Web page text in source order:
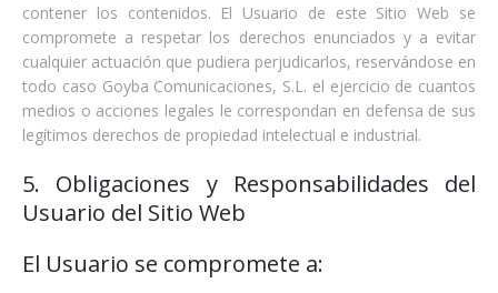
contener los contenidos. El Usuario de este Sitio Web se
compromete a respetar los derechos enunciados y a evitar
cualquier actuación que pudiera perjudicarlos, reservándose en
todo caso Goyba Comunicaciones, S.L. el ejercicio de cuantos
medios o acciones legales le correspondan en defensa de sus
legítimos derechos de propiedad intelectual e industrial.
5. Obligaciones y Responsabilidades del
Usuario del Sitio Web
El Usuario se compromete a: